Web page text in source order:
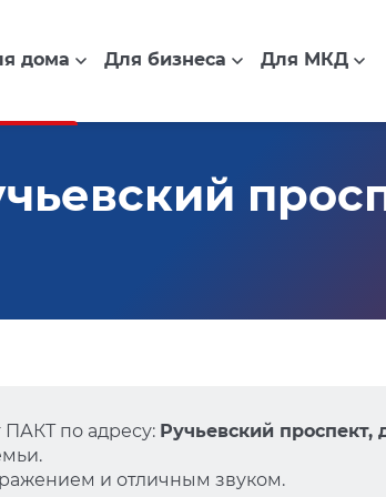
дома Для бизнеса Для МКД
по адресу: Ручьевский проспект,
и отличным звуком.